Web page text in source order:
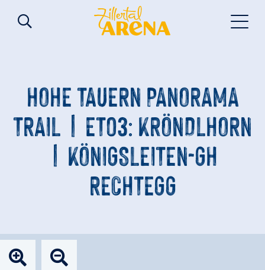
HOHE TAUERN PANORAMA
TRAIL | ET03: KRÖNDLHORN
| KÖNIGSLEITEN-GH
RECHTEGG